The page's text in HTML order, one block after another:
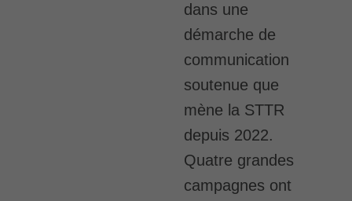
dans une
démarche de
communication
soutenue que
mène la STTR
depuis 2022.
Quatre grandes
campagnes ont